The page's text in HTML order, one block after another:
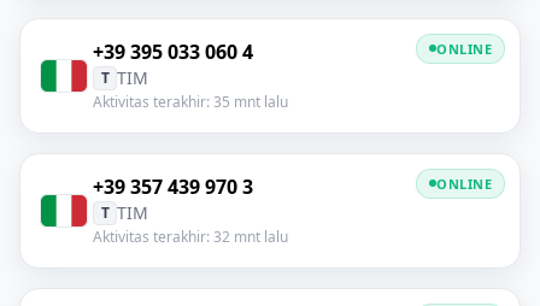
+39 395 033 060 4
T TIM
Aktivitas terakhir: 35 mnt lalu
ONLINE
+39 357 439 970 3
T TIM
Aktivitas terakhir: 32 mnt lalu
ONLINE